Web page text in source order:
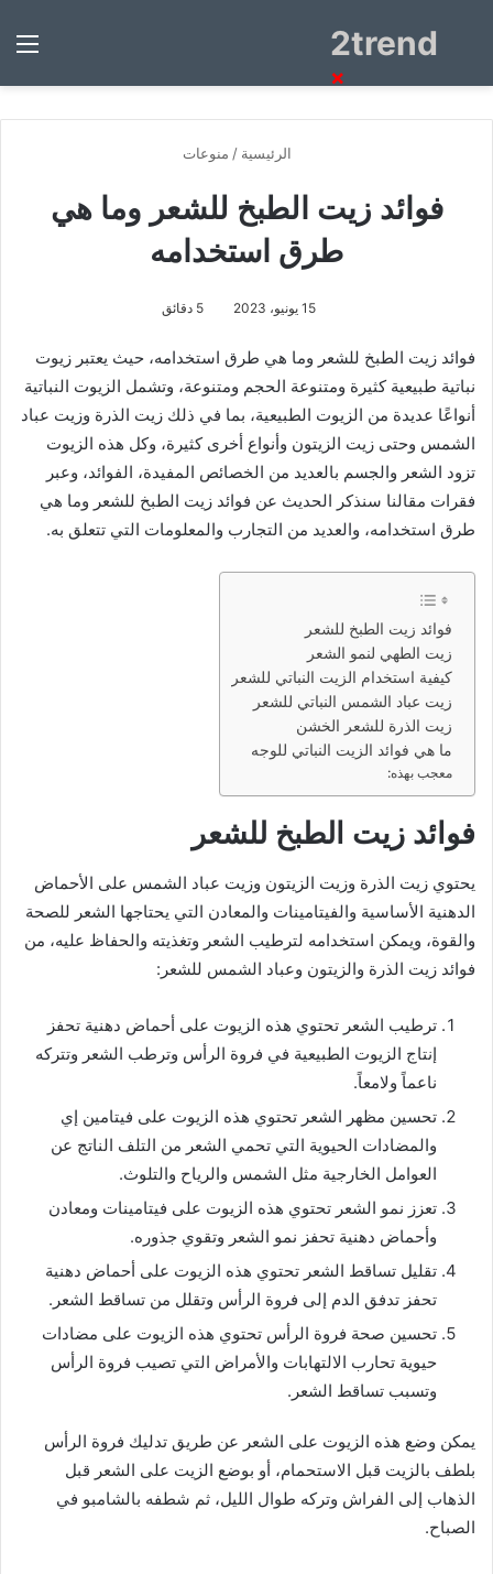
2trendبحث
الرئيسية / منوعات
فوائد زيت الطبخ للشعر وما هي
طرق استخدامه
15 يونيو، 2023 5 دقائق
فوائد زيت الطبخ للشعر وما هي طرق استخدامه، حيث يعتبر زيوت
نباتية طبيعية كثيرة ومتنوعة الحجم ومتنوعة، وتشمل الزيوت النباتية
أنواعًا عديدة من الزيوت الطبيعية، بما في ذلك زيت الذرة وزيت عباد
الشمس وحتى زيت الزيتون وأنواع أخرى كثيرة، وكل هذه الزيوت
تزود الشعر والجسم بالعديد من الخصائص المفيدة، الفوائد، وعبر
فقرات مقالنا سنذكر الحديث عن فوائد زيت الطبخ للشعر وما هي
طرق استخدامه، والعديد من التجارب والمعلومات التي تتعلق به.
فوائد زيت الطبخ للشعر
زيت الطهي لنمو الشعر
كيفية استخدام الزيت النباتي للشعر
زيت عباد الشمس النباتي للشعر
زيت الذرة للشعر الخشن
ما هي فوائد الزيت النباتي للوجه
معجب بهذه:
فوائد زيت الطبخ للشعر
يحتوي زيت الذرة وزيت الزيتون وزيت عباد الشمس على الأحماض
الدهنية الأساسية والفيتامينات والمعادن التي يحتاجها الشعر للصحة
والقوة، ويمكن استخدامه لترطيب الشعر وتغذيته والحفاظ عليه، من
فوائد زيت الذرة والزيتون وعباد الشمس للشعر:
ترطيب الشعر تحتوي هذه الزيوت على أحماض دهنية تحفز
إنتاج الزيوت الطبيعية في فروة الرأس وترطب الشعر وتتركه
ناعماً ولامعاً.
تحسين مظهر الشعر تحتوي هذه الزيوت على فيتامين إي
والمضادات الحيوية التي تحمي الشعر من التلف الناتج عن
العوامل الخارجية مثل الشمس والرياح والتلوث.
تعزز نمو الشعر تحتوي هذه الزيوت على فيتامينات ومعادن
وأحماض دهنية تحفز نمو الشعر وتقوي جذوره.
تقليل تساقط الشعر تحتوي هذه الزيوت على أحماض دهنية
تحفز تدفق الدم إلى فروة الرأس وتقلل من تساقط الشعر.
تحسين صحة فروة الرأس تحتوي هذه الزيوت على مضادات
حيوية تحارب الالتهابات والأمراض التي تصيب فروة الرأس
وتسبب تساقط الشعر.
يمكن وضع هذه الزيوت على الشعر عن طريق تدليك فروة الرأس
بلطف بالزيت قبل الاستحمام، أو بوضع الزيت على الشعر قبل
الذهاب إلى الفراش وتركه طوال الليل، ثم شطفه بالشامبو في
الصباح.
×